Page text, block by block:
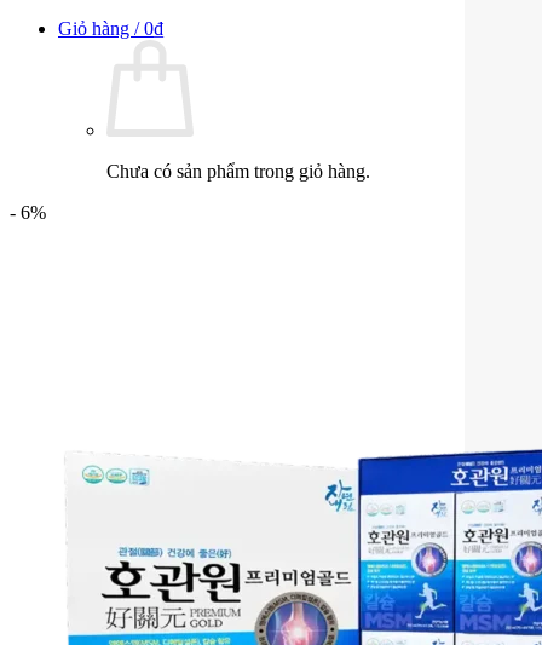
Giỏ hàng /0₫
Chưa có sản phẩm trong giỏ hàng.
- 6%